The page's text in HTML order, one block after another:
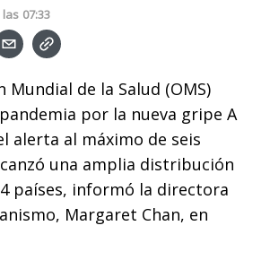
las 07:33
Mundial de la Salud (OMS)
por la nueva gripe A
alerta al máximo de seis
una amplia distribución
países, informó la directora
Margaret Chan, en